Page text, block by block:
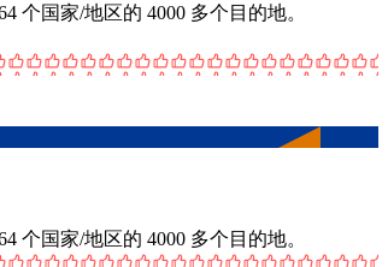
个国家/地区的 4000 多个目的地。
个国家/地区的 4000 多个目的地。